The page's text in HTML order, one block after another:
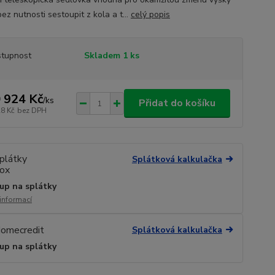
nutnosti sestoupit z kola a t... celý popis
Skladem 1 ks
924 Kč/ks
Kč bez DPH
Přidat do košíku
Splátková kalkulačka
na splátky
Splátková kalkulačka
na splátky